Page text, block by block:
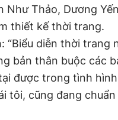
Như Thảo, Dương
thiết kế thời trang.
“Biểu diễn thời trang
bản thân buộc các
được trong tình
tôi, cũng đang